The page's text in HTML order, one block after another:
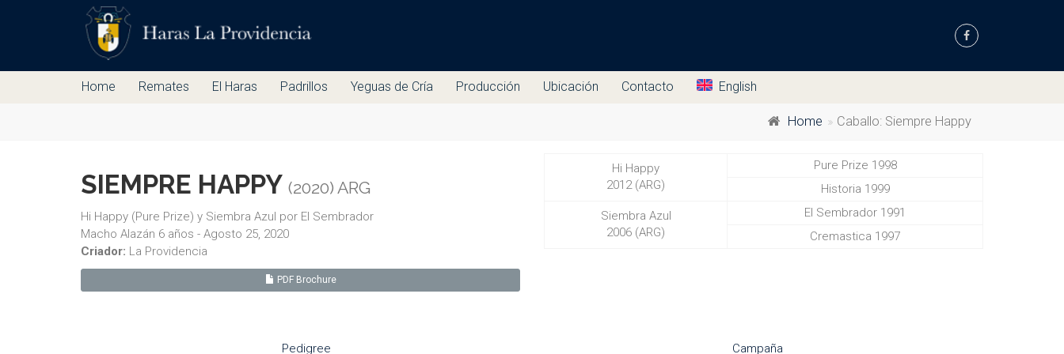
Home Remates El Haras Padrillos Yeguas de Cría Producción Ubicación Contacto English
Home Caballo: Siempre Happy
SIEMPRE HAPPY (2020) ARG
Hi Happy (Pure Prize) y Siembra Azul por El Sembrador
Macho Alazán 6 años - Agosto 25, 2020
Criador: La Providencia
PDF Brochure
Hi Happy
2012 (ARG)
Pure Prize 1998
Historia 1999
Siembra Azul
2006 (ARG)
El Sembrador 1991
Cremastica 1997
Pedigree Campaña